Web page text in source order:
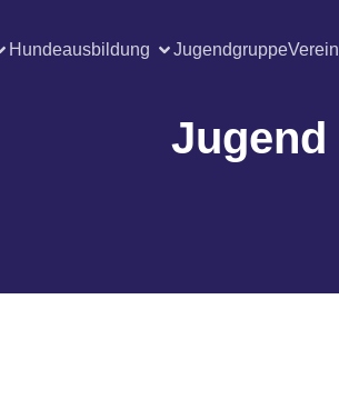
Hundeausbildung JugendgruppeVerein
Jugend